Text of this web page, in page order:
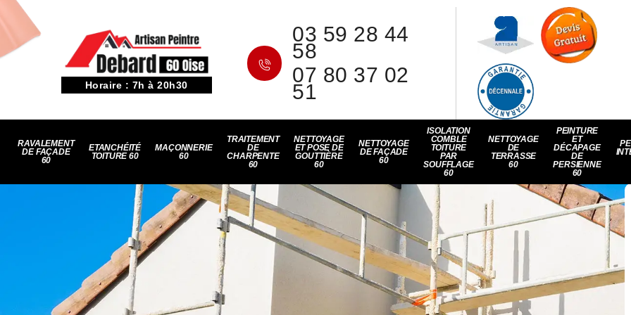
Horaire : 7h à 20h30
03 59 28 44
58
07 80 37 02
51
RAVALEMENT
DE FAÇADE
60
ETANCHÉITÉ
TOITURE 60
MAÇONNERIE
60
TRAITEMENT
DE
CHARPENTE
60
NETTOYAGE
ET POSE DE
GOUTTIÈRE
60
NETTOYAGE
DE FAÇADE
60
ISOLATION
COMBLE
TOITURE
PAR
SOUFFLAGE
60
NETTOYAGE
DE
TERRASSE
60
PEINTURE
ET
DÉCAPAGE
DE
PERSIENNE
60